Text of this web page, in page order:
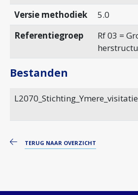
Versie methodiek
5.0
Referentiegroep
Rf 03 =
Bestanden
TERUG NAAR OVERZICHT